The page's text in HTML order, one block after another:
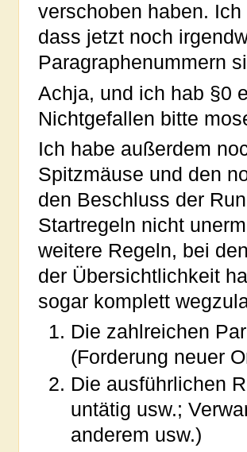
verschoben haben.
dass jetzt noch
Paragraphenummern
Achja, und ich hab §0
Nichtgefallen bitte
Ich habe außerdem
Spitzmäuse und den
den Beschluss der
Startregeln nicht
weitere Regeln, bei
der Übersichtlichkeit
sogar komplett
Die zahlreichen
(Forderung neuer
Die ausführlichen
untätig usw.;
anderem usw.)